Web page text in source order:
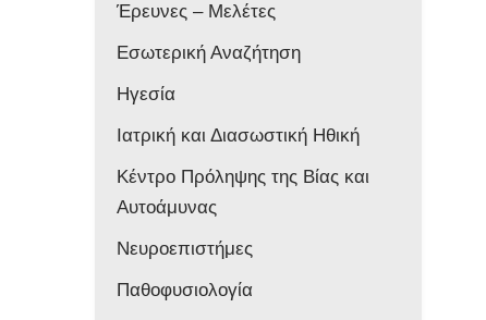
Έρευνες – Μελέτες
Εσωτερική Αναζήτηση
Ηγεσία
Ιατρική και Διασωστική Ηθική
Κέντρο Πρόληψης της Βίας και
Αυτοάμυνας
Νευροεπιστήμες
Παθοφυσιολογία